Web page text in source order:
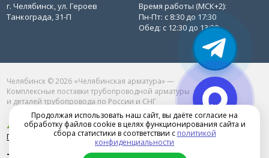
г. Челябинск, ул. Героев
Танкограда, 31-П
Время работы (МСК+2):
Пн-Пт: с 8:30 до 17:30
Обед: с 12:30 до 13:30
Челябинск © 2026 «Челябинская арматура» —
Комплексные поставки трубопроводной арматуры
и деталей трубопровода по России и СНГ
Продвижение сайта в Челябинске
+7(351)222-11-20
Продолжая использовать наш сайт, вы даёте согласие на
обработку файлов cookie в целях функционирования сайта и
сбора статистики в соответствии с политикой
конфиденциальности